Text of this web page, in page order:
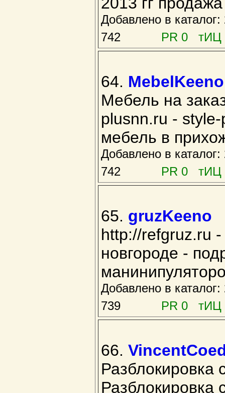
Добавлено в
742
PR 0 тИЦ
64. MebelKeeno
Мебель на
plusnn.ru -
мебель в
Добавлено в
742
PR 0 тИЦ
65. gruzKeeno
http://refgruz.ru
новгороде -
Добавлено в
739
PR 0 тИЦ
66.
Разблокировка
Разблокировка